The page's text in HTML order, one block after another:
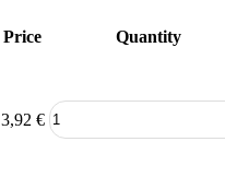
Price Quantity
3,92 €